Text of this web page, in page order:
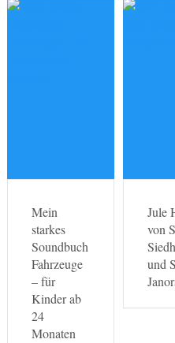
Mein
starkes
Soundbuch
Fahrzeuge
– für
Kinder ab
24
Monaten
Jule
von
und